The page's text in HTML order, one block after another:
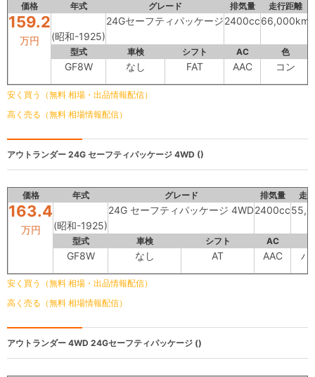
価格 年式 グレード 排気量 走行距離
159.2
万円 (昭和-1925)
24Gセーフティパッケージ2400cc66,000km
型式 車検 シフト AC 色
GF8W なし FAT AAC コン
安く買う（無料 相場・出品情報配信）
高く売る（無料 相場情報配信）
アウトランダー 24G セーフティパッケージ 4WD ()
価格 年式 グレード 排気量 走
163.4
万円 (昭和-1925)
24G セーフティパッケージ 4WD2400cc
型式 車検 シフト AC
GF8W なし AT AAC パ
安く買う（無料 相場・出品情報配信）
高く売る（無料 相場情報配信）
アウトランダー 4WD 24Gセーフティパッケージ ()